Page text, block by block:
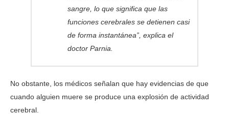
sangre, lo que significa que las
funciones cerebrales se detienen casi
de forma instantánea”, explica el
doctor Parnia.
No obstante, los médicos señalan que hay evidencias de que
cuando alguien muere se produce una explosión de actividad
cerebral.